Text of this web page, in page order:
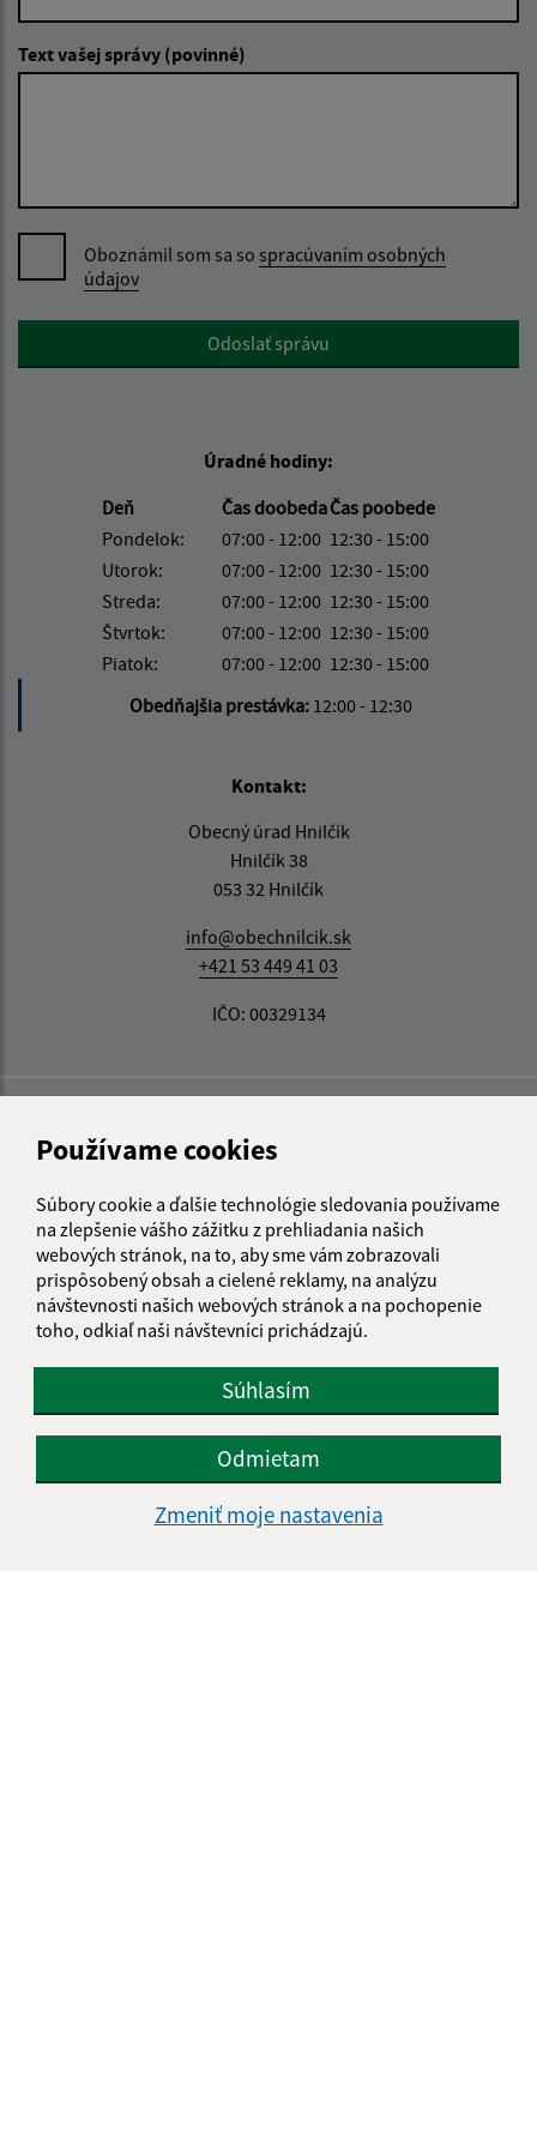
Používame cookies
Súbory cookie a ďalšie technológie sledovania používame
na zlepšenie vášho zážitku z prehliadania našich
webových stránok, na to, aby sme vám zobrazovali
prispôsobený obsah a cielené reklamy, na analýzu
návštevnosti našich webových stránok a na pochopenie
toho, odkiaľ naši návštevníci prichádzajú.
Súhlasím
Odmietam
Zmeniť moje nastavenia
Text vašej správy (povinné)
Oboznámil som sa so spracúvaním osobných
údajov
Google reCaptcha ResponseOdoslať správu
Úradné hodiny:
Deň
Čas doobedaČas poobede
Pondelok:
07:00 - 12:00 12:30 - 15:00
Utorok:
07:00 - 12:00 12:30 - 15:00
Streda:
07:00 - 12:00 12:30 - 15:00
Štvrtok:
07:00 - 12:00 12:30 - 15:00
Piatok:
07:00 - 12:00 12:30 - 15:00
Obedňajšia prestávka: 12:00 - 12:30
Kontakt:
Obecný úrad Hnilčík
Hnilčík 38
053 32 Hnilčík
info@obechnilcik.sk
+421 53 449 41 03
IČO: 00329134
Informácie o stránke:
Vyhlásenie o prístupnosti